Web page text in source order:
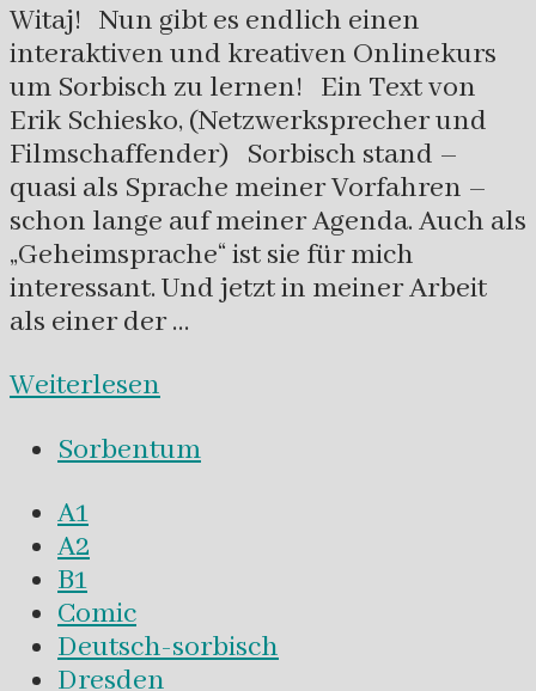
Witaj! Nun gibt es endlich einen
interaktiven und kreativen Onlinekurs
um Sorbisch zu lernen! Ein Text von
Erik Schiesko, (Netzwerksprecher und
Filmschaffender) Sorbisch stand –
quasi als Sprache meiner Vorfahren –
schon lange auf meiner Agenda. Auch als
„Geheimsprache“ ist sie für mich
interessant. Und jetzt in meiner Arbeit
als einer der …
Weiterlesen
Sorbentum
A1
A2
B1
Comic
Deutsch-sorbisch
Dresden